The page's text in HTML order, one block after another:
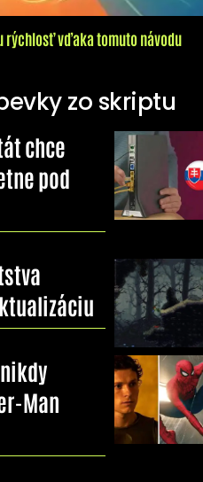
rýchlosť vďaka tomuto návodu
zo skriptu
chce
pod
Man